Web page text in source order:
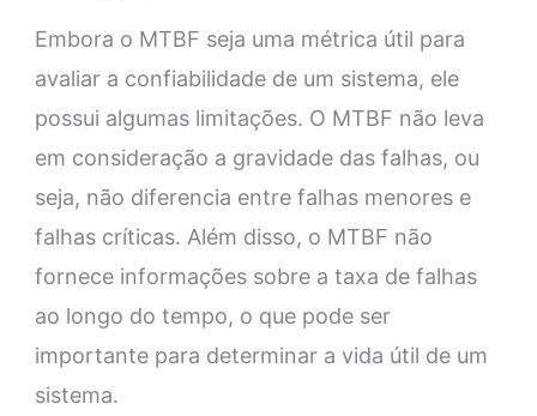
Embora o MTBF seja uma métrica útil para
avaliar a confiabilidade de um sistema, ele
possui algumas limitações. O MTBF não leva
em consideração a gravidade das falhas, ou
seja, não diferencia entre falhas menores e
falhas críticas. Além disso, o MTBF não
fornece informações sobre a taxa de falhas
ao longo do tempo, o que pode ser
importante para determinar a vida útil de um
sistema.